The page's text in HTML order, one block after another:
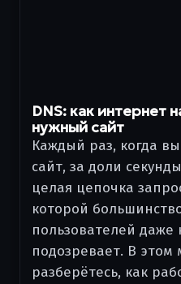
DNS: как интернет
нужный сайт
Каждый раз, когда
сайт, за доли
целая цепочка
которой
пользователей даже
подозревает. В этом
разберётесь, как